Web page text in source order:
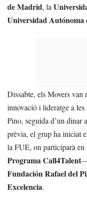
de Madrid, la
Universidad
Dissabte, els Movers van
innovació i lideratge a
Pino, seguida d’un dinar
prèvia, el grup ha iniciat
la FUE, on participarà
Programa Call4Talent—
Fundación Rafael del
Excelencia.